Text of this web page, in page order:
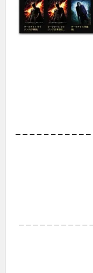
– – – – – – – – – –
– – – – – – – – – –